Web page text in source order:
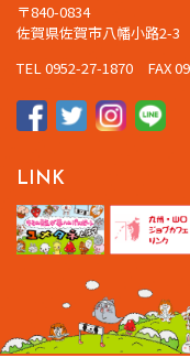
〒840-0834
佐賀県佐賀市八幡小路2-
TEL 0952-27-1870 FAX
LINK